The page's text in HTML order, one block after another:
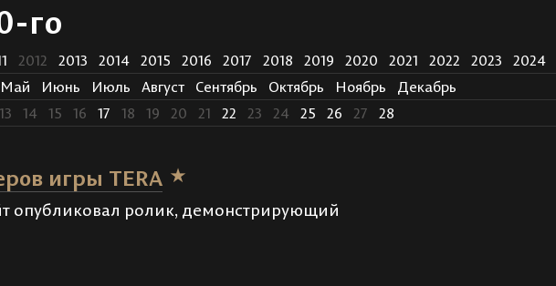
го
2012 2013 2014 2015 2016 2017 2018 2019 2020 2021 2022 2023 2024
Май Июнь Июль Август Сентябрь Октябрь Ноябрь
Декабрь
13 14 15 16 17 18 19 20 21 22 23 24 25 26 27 28
игры TERA
опубликовал ролик, демонстрирующий